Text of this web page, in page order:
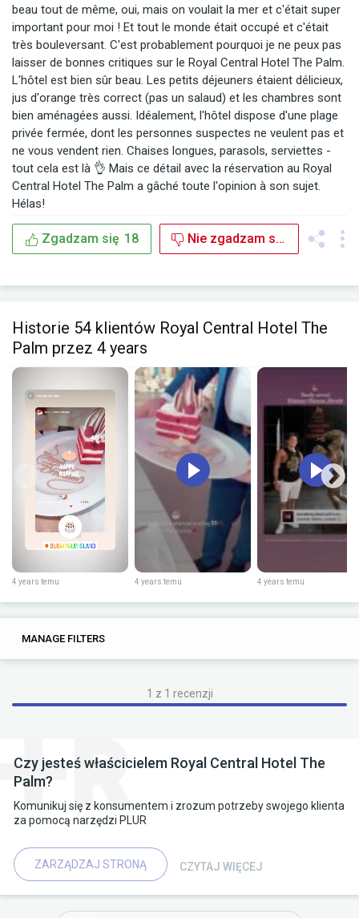
beau tout de même, oui, mais on voulait la mer et c'était super
important pour moi ! Et tout le monde était occupé et c'était
très bouleversant. C'est probablement pourquoi je ne peux pas
laisser de bonnes critiques sur le Royal Central Hotel The Palm.
L'hôtel est bien sûr beau. Les petits déjeuners étaient délicieux,
jus d'orange très correct (pas un salaud) et les chambres sont
bien aménagées aussi. Idéalement, l'hôtel dispose d'une plage
privée fermée, dont les personnes suspectes ne veulent pas et
ne vous vendent rien. Chaises longues, parasols, serviettes -
tout cela est là 👌 Mais ce détail avec la réservation au Royal
Central Hotel The Palm a gâché toute l'opinion à son sujet.
Hélas!
Zgadzam się 18 Nie zgadzam się
Historie 54 klientów Royal Central Hotel The
Palm przez 4 years
4 years temu 4 years temu 4 years temu
TAGS 0
MANAGE FILTERS
1 z 1 recenzji
Czy jesteś właścicielem Royal Central Hotel The
Palm?
Komunikuj się z konsumentem i zrozum potrzeby swojego klienta
za pomocą narzędzi PLUR
ZARZĄDZAJ STRONĄ CZYTAJ WIĘCEJ